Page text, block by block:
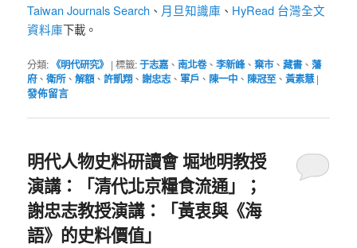
Taiwan Journals Search 、 月旦知識庫 、 HyRead 台灣全文
資料庫下載。
分類: 《明代研究》 |標籤:于志嘉、南北卷、李新峰、棄市、藏書、藩
府、衛所、解額、許凱翔 、謝忠志、軍戶 、 陳一中 、 陳冠至 、黃素慧 |
發佈留言
明代人物史料研讀會 堀地明教授
演講：「清代北京糧食流通」；
謝忠志教授演講：「黃衷與《海
語》的史料價值」